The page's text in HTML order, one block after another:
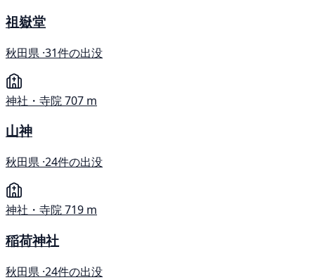
祖嶽堂
秋田県 ·31件の出没
神社・寺院707 m
山神
秋田県 ·24件の出没
神社・寺院719 m
稲荷神社
秋田県 ·24件の出没